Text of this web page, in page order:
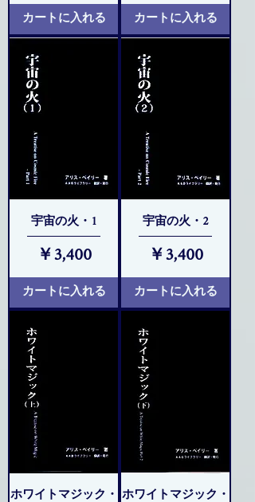
カートに入れる カートに入れる
宇宙の火・1
価格
￥3,400
カートに入れる
宇宙の火・2
価格
￥3,400
カートに入れる
ホワイトマジック・ ホワイトマジック・